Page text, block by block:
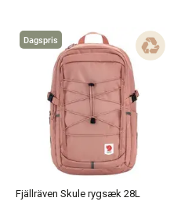
Dagspris
Fjällräven Skule rygsæk 28L